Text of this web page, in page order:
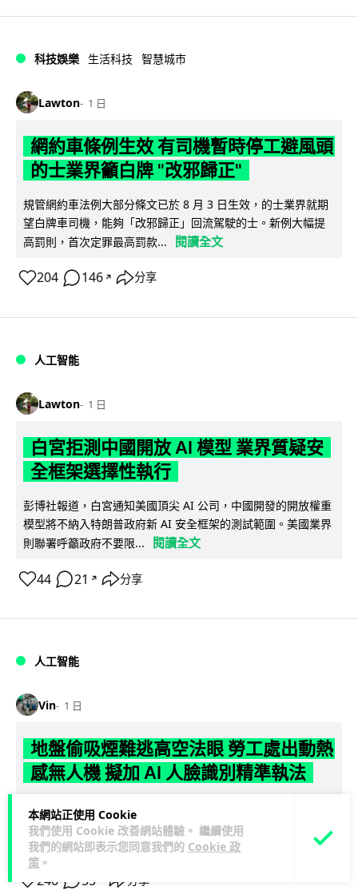
本網站正使用 Cookie
我們使用 Cookie 改善網站體驗。 繼續使用
我們的網站即表示您同意我們的 Cookie 政
策 。
科技娛樂 生活科技 智慧城市
Lawton 1 日
網約車條例生效 有司機暫時停工避風頭
的士業界籲白牌 "改邪歸正"
規管網約車法例大部分條文已於 8 月 3 日生效，的士業界就期
望白牌車司機，能夠「改邪歸正」回流駕駛的士。新例大幅提
高罰則，首次定罪最高罰款...
閱讀全文
204 146 ↗ 分享
人工智能
Lawton 1 日
白宮拒測中國開放 AI 模型 業界質疑安
全框架選擇性執行
彭博社報道，白宮通知美國頂尖 AI 公司，中國開發的開放權重
模型將不納入特朗普政府新 AI 安全框架的測試範圍。美國業界
則聯署呼籲政府不要限...
閱讀全文
44 21 ↗ 分享
人工智能
Vin 1 日
地盤偷吸煙難逃高空法眼 勞工處出動熱
感無人機 擬加 AI 人臉識別精準執法
勞工處投入配備熱感應鏡頭的小型無人機進行高空巡邏以打擊
地盤違例吸煙，並正研究於未來一年內引入 AI 人臉識別與行為
分析功能，結合三大技術進一...
閱讀全文
246 55 分享